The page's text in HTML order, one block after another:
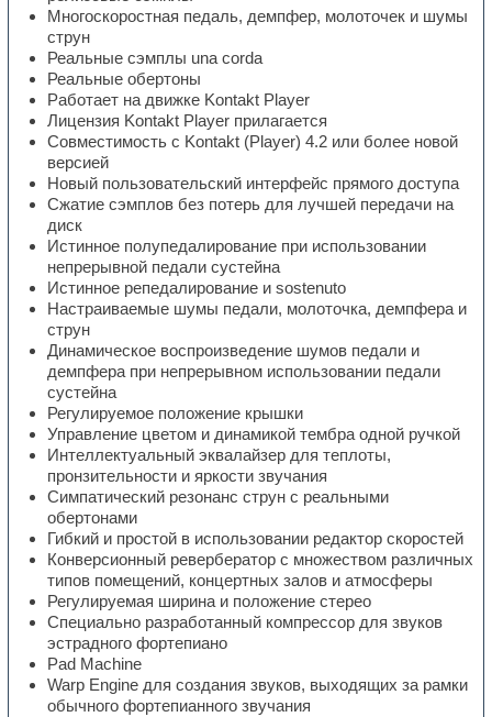
Многоскоростная педаль, демпфер, молоточек и шумы
струн
Реальные сэмплы una corda
Реальные обертоны
Работает на движке Kontakt Player
Лицензия Kontakt Player прилагается
Совместимость с Kontakt (Player) 4.2 или более новой
версией
Новый пользовательский интерфейс прямого доступа
Сжатие сэмплов без потерь для лучшей передачи на
диск
Истинное полупедалирование при использовании
непрерывной педали сустейна
Истинное репедалирование и sostenuto
Настраиваемые шумы педали, молоточка, демпфера и
струн
Динамическое воспроизведение шумов педали и
демпфера при непрерывном использовании педали
сустейна
Регулируемое положение крышки
Управление цветом и динамикой тембра одной ручкой
Интеллектуальный эквалайзер для теплоты,
пронзительности и яркости звучания
Симпатический резонанс струн с реальными
обертонами
Гибкий и простой в использовании редактор скоростей
Конверсионный ревербератор с множеством различных
типов помещений, концертных залов и атмосферы
Регулируемая ширина и положение стерео
Специально разработанный компрессор для звуков
эстрадного фортепиано
Pad Machine
Warp Engine для создания звуков, выходящих за рамки
обычного фортепианного звучания